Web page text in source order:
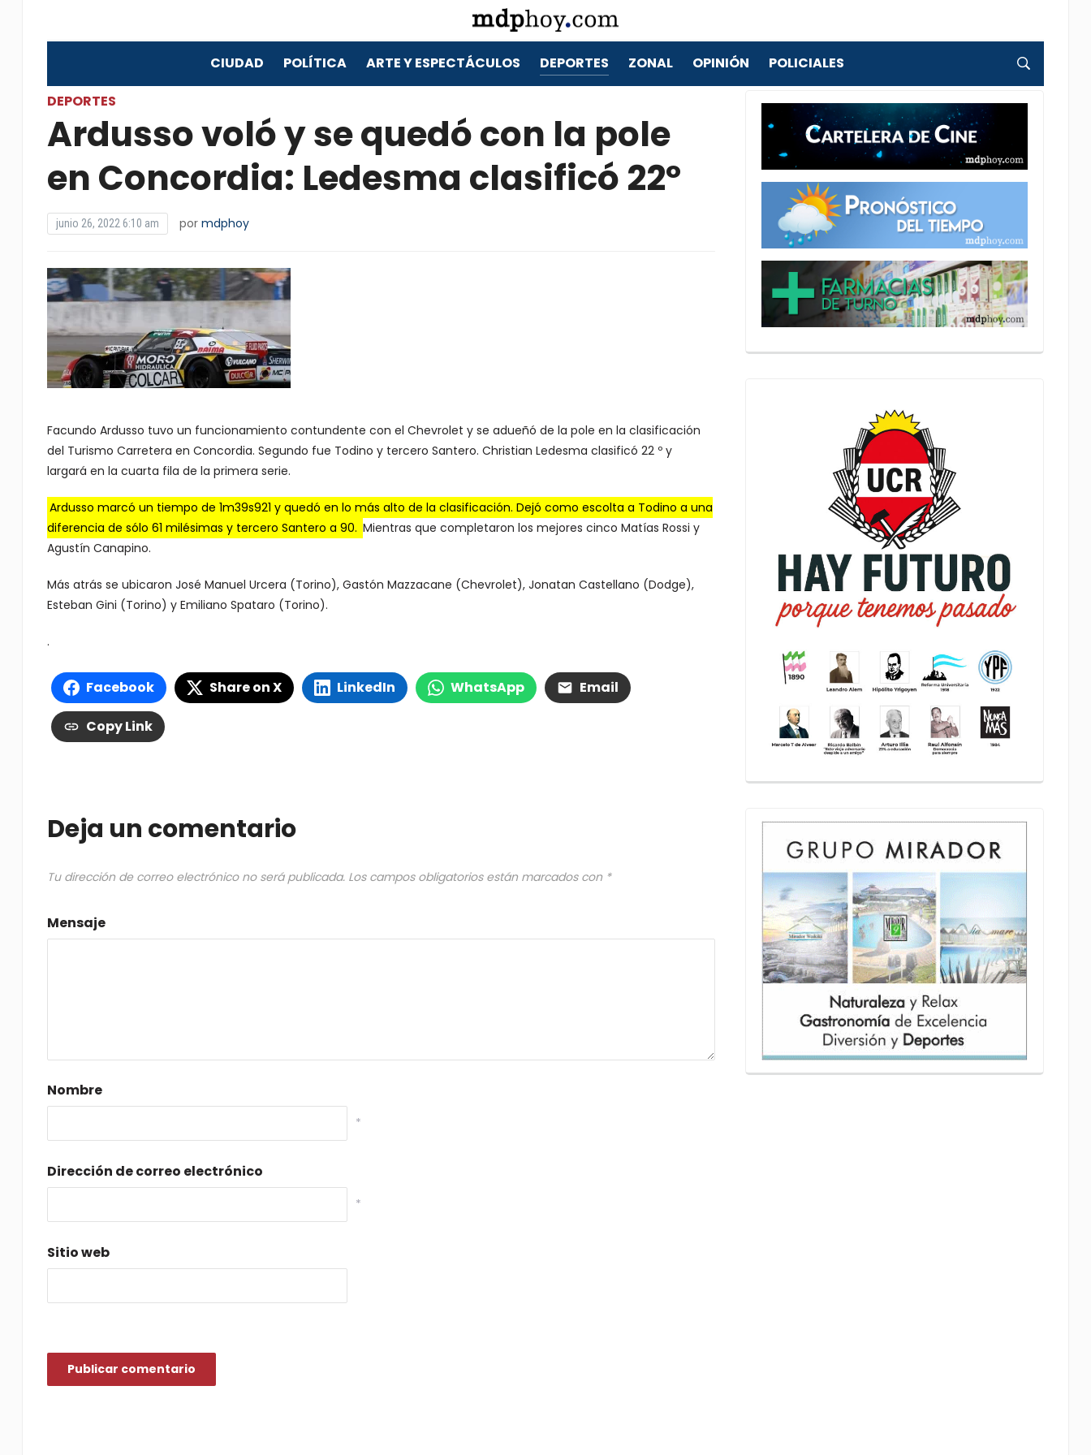
CIUDAD POLÍTICA ARTE Y ESPECTÁCULOS DEPORTES ZONAL OPINIÓN POLICIALES
DEPORTES
Ardusso voló y se quedó con la pole
en Concordia: Ledesma clasificó 22º
junio 26, 2022 6:10 am por mdphoy
Facundo Ardusso tuvo un funcionamiento contundente con el Chevrolet y se adueñó de la pole en la clasificación
del Turismo Carretera en Concordia. Segundo fue Todino y tercero Santero. Christian Ledesma clasificó 22 º y
largará en la cuarta fila de la primera serie.
Ardusso marcó un tiempo de 1m39s921 y quedó en lo más alto de la clasificación. Dejó como escolta a Todino a una
diferencia de sólo 61 milésimas y tercero Santero a 90. Mientras que completaron los mejores cinco Matías Rossi y
Agustín Canapino.
Más atrás se ubicaron José Manuel Urcera (Torino), Gastón Mazzacane (Chevrolet), Jonatan Castellano (Dodge),
Esteban Gini (Torino) y Emiliano Spataro (Torino).
.
Facebook Share on X LinkedIn WhatsApp Email
Copy Link
Deja un comentario
Tu dirección de correo electrónico no será publicada. Los campos obligatorios están marcados con *
Mensaje
Nombre
*
Dirección de correo electrónico
*
Sitio web